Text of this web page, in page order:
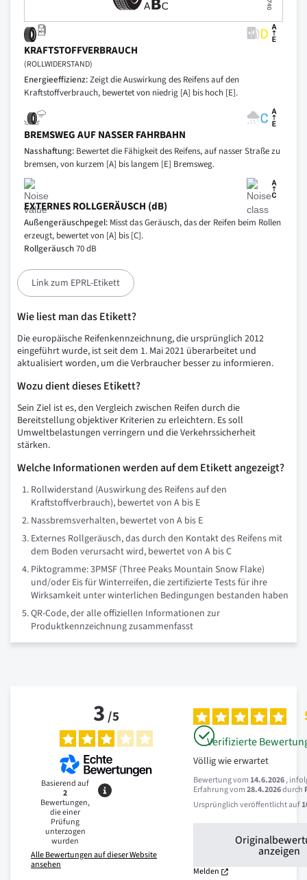
KRAFTSTOFFVERBRAUCH
(ROLLWIDERSTAND)
Energieeffizienz:Zeigt die Auswirkung des Reifens auf den
Kraftstoffverbrauch, bewertet von niedrig [A] bis hoch [E].
BREMSWEG AUF NASSER FAHRBAHN
Nasshaftung: Bewertet die Fähigkeit des Reifens, auf nasser Straße zu
bremsen, von kurzem [A] bis langem [E] Bremsweg.
EXTERNES ROLLGERÄUSCH (dB)
Außengeräuschpegel: Misst das Geräusch, das der Reifen beim Rollen
erzeugt, bewertet von [A] bis [C].
Rollgeräusch70 dB
Link zum EPRL-Etikett
Wie liest man das Etikett?
Die europäische Reifenkennzeichnung, die ursprünglich 2012
eingeführt wurde, ist seit dem 1. Mai 2021 überarbeitet und
aktualisiert worden, um die Verbraucher besser zu informieren.
Wozu dient dieses Etikett?
Sein Ziel ist es, den Vergleich zwischen Reifen durch die
Bereitstellung objektiver Kriterien zu erleichtern. Es soll
Umweltbelastungen verringern und die Verkehrssicherheit
stärken.
Welche Informationen werden auf dem Etikett angezeigt?
Rollwiderstand (Auswirkung des Reifens auf den
Kraftstoffverbrauch), bewertet von A bis E
Nassbremsverhalten, bewertet von A bis E
Externes Rollgeräusch, das durch den Kontakt des Reifens mit
dem Boden verursacht wird, bewertet von A bis C
Piktogramme: 3PMSF (Three Peaks Mountain Snow Flake)
und/oder Eis für Winterreifen, die zertifizierte Tests für ihre
Wirksamkeit unter winterlichen Bedingungen bestanden haben
QR-Code, der alle offiziellen Informationen zur
Produktkennzeichnung zusammenfasst
3/5
Basierend auf
2
Bewertungen,
die einer
Prüfung
unterzogen
wurden
Alle Bewertungen auf dieser Website
ansehen
Verifizierte
Völlig wie erwartet
Bewertung vom14.6.2026,
Erfahrung vom28.4.2026durch
Ursprünglich veröffentlicht auf
anzeigen
Melden